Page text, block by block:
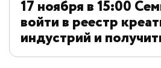
17 ноября в 15:00
войти в реестр
индустрий и
поддержку».